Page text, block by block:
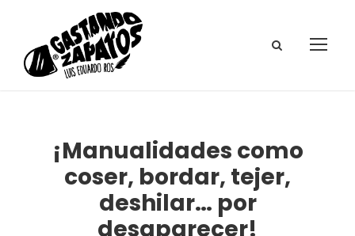
¡Manualidades como
coser, bordar, tejer,
deshilar… por
desaparecer!